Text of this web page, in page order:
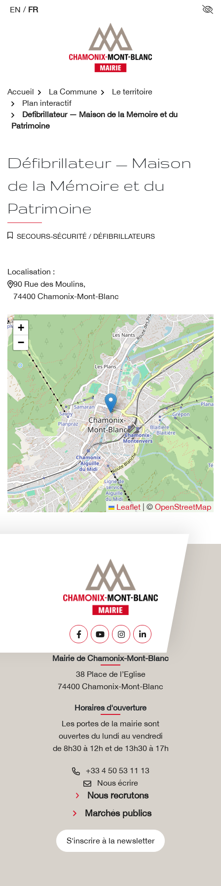
AllerEN / FR
Accueil La Commune
Le territoire
Plan interactif
Défibrillateur — Maison de la Mémoire et du
Patrimoine
Défibrillateur — Maison
de la Mémoire et du
Patrimoine
SECOURS-SÉCURITÉ / DÉFIBRILLATEURS
Localisation :
90 Rue des Moulins,
74400 Chamonix-Mont-Blanc
+
−
Leaflet © OpenStreetMap
Lien vers le compte Facebook
Lien vers la chaîne Youtube
Lien vers le compte
Lien vers le compte
Mairie de Chamonix-Mont-Blanc
38 Place de l’Eglise
74400 Chamonix-Mont-Blanc
Horaires d'ouverture
Les portes de la mairie sont
ouvertes du lundi au vendredi
de 8h30 à 12h et de 13h30 à 17h
+33 4 50 53 11 13
Nous écrire
Nous recrutons
Marchés publics
S'inscrire à la newsletter